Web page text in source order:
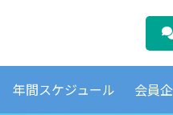
公益財団法人日本ICTテレコ
年間スケジュール 会員